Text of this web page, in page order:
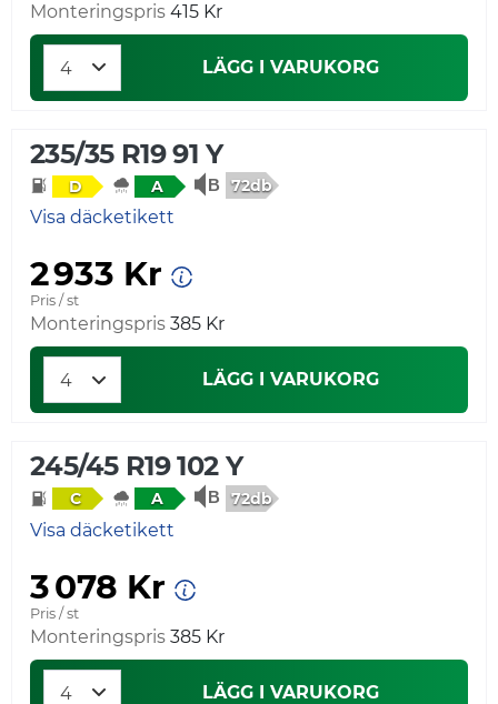
Monteringspris 415 Kr
LÄGG I VARUKORG
235/35 R19 91 Y
D A 72db
Visa däcketikett
2 933 Kr
Pris / st
Monteringspris 385 Kr
LÄGG I VARUKORG
245/45 R19 102 Y
C A 72db
Visa däcketikett
3 078 Kr
Pris / st
Monteringspris 385 Kr
LÄGG I VARUKORG